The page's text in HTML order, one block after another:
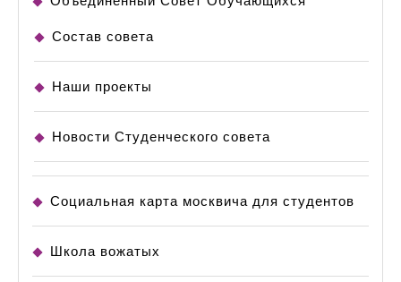
Состав совета
Наши проекты
Новости Студенческого совета
Социальная карта москвича для студентов
Школа вожатых